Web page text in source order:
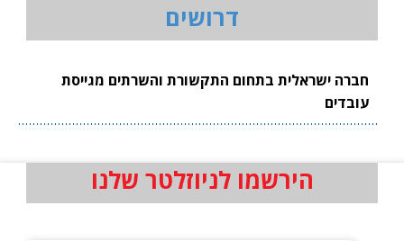
דרושים
חברה ישראלית בתחום התקשורת והשרתים מגייסת
עובדים
הירשמו לניוזלטר שלנו